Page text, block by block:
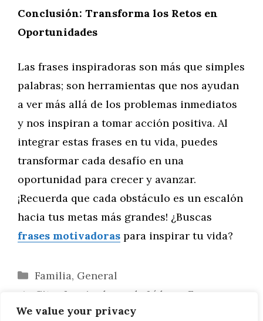
We value your privacy
Conclusión: Transforma los Retos en
Oportunidades
Las frases inspiradoras son más que simples
palabras; son herramientas que nos ayudan
a ver más allá de los problemas inmediatos
y nos inspiran a tomar acción positiva. Al
integrar estas frases en tu vida, puedes
transformar cada desafío en una
oportunidad para crecer y avanzar.
¡Recuerda que cada obstáculo es un escalón
hacia tus metas más grandes! ¿Buscas
frases motivadoras para inspirar tu vida?
Categorías
Familia, General
Citas Inspiradoras de Líderes Famosos
que Marcaron la Historia